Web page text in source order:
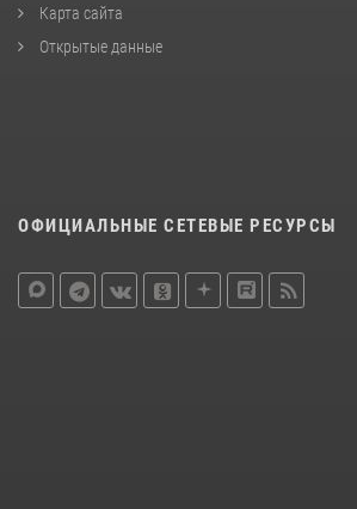
Карта сайта
Открытые данные
ОФИЦИАЛЬНЫЕ СЕТЕВЫЕ РЕСУРСЫ